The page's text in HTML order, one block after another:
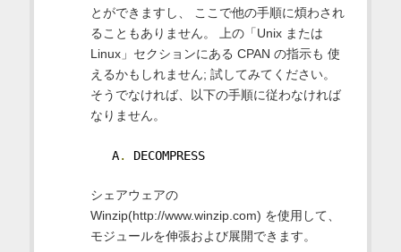
とができますし、 ここで他の手順に煩わされ
ることもありません。 上の「Unix または
Linux」セクションにある CPAN の指示も 使
えるかもしれません; 試してみてください。
そうでなければ、以下の手順に従わなければ
なりません。
A. DECOMPRESS
シェアウェアの
Winzip(http://www.winzip.com) を使用して、
モジュールを伸張および展開できます。